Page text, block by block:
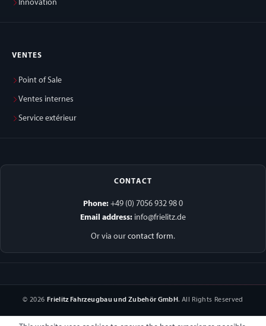
Innovation
VENTES
Point of Sale
Ventes internes
Service extérieur
CONTACT
Phone: +49 (0) 7056 932 98 0
Email address: info@frielitz.de
Or via our contact form.
© 2026 Frielitz Fahrzeugbau und Zubehör GmbH. All Rights Reserved